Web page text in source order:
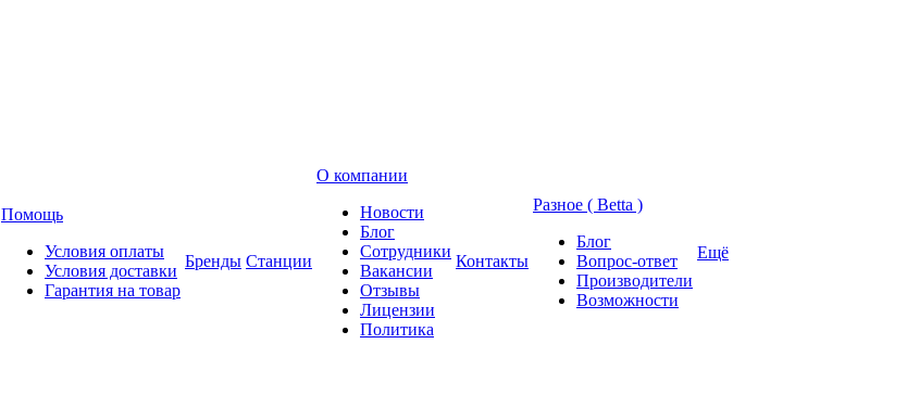
Помощь
Условия оплаты
Условия доставки
Гарантия на товар
Бренды Станции
О компании
Новости
Блог
Сотрудники
Вакансии
Отзывы
Лицензии
Политика
Контакты
Разное ( Betta )
Блог
Вопрос-ответ
Производители
Возможности
Ещё